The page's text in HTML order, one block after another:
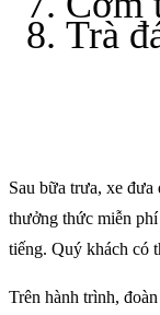
Trà
Sau bữa trưa, xe đưa
thưởng thức miễn phí
tiếng. Quý khách có
Trên hành trình,